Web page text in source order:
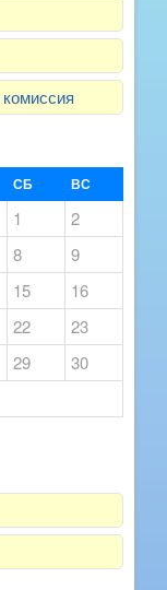
СБ ВС
1
2
8
9
15
16
22
23
29
30